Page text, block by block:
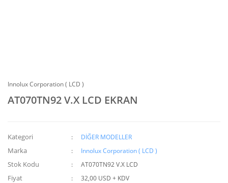
Innolux Corporation ( LCD )
AT070TN92 V.X LCD EKRAN
Kategori DİĞER MODELLER
Marka Innolux Corporation ( LCD )
Stok Kodu AT070TN92 V.X LCD
Fiyat
32,00 USD + KDV